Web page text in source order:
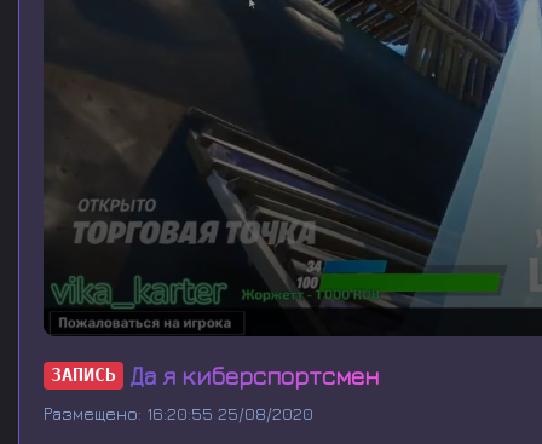
s
e
c
o
ЗАПИСЬ Да я киберспортсмен
Размещено: 16:20:55 25/08/2020